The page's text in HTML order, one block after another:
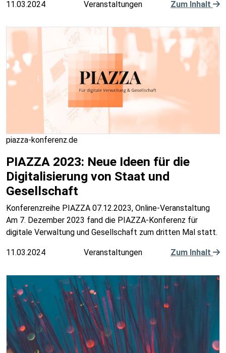
11.03.2024 Veranstaltungen Zum Inhalt
piazza-konferenz.de
PIAZZA 2023: Neue Ideen für die
Digitalisierung von Staat und
Gesellschaft
Konferenzreihe PIAZZA 07.12.2023, Online-Veranstaltung
Am 7. Dezember 2023 fand die PIAZZA-Konferenz für
digitale Verwaltung und Gesellschaft zum dritten Mal statt.
11.03.2024 Veranstaltungen Zum Inhalt